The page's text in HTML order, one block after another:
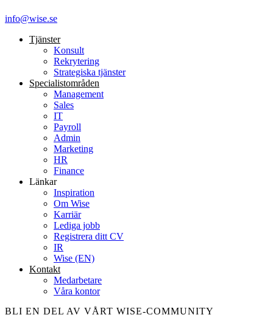
info@wise.se
Tjänster
Konsult
Rekrytering
Strategiska tjänster
Specialist­områden
Management
Sales
IT
Payroll
Admin
Marketing
HR
Finance
Länkar
Inspiration
Om Wise
Karriär
Lediga jobb
Registrera ditt CV
IR
Wise (EN)
Kontakt
Medarbetare
Våra kontor
BLI EN DEL AV VÅRT WISE-COMMUNITY